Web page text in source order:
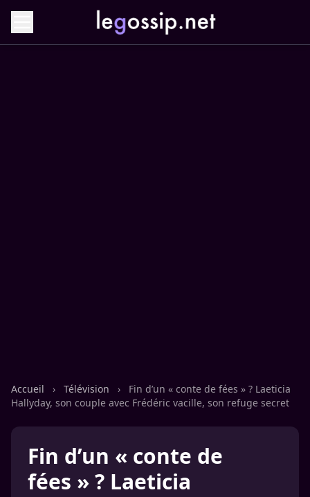
Accueil › Télévision ›
Fin d’un « conte de fées » ? Laeticia
Hallyday, son couple avec Frédéric vacille, son refuge secret
Fin d’un « conte de
fées » ? Laeticia